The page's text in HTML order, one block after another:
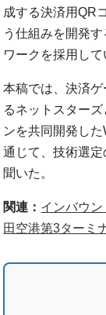
成する決済用QR
う仕組みを開発
ワークを採用して
本稿では、決済
るネットスター
ンを共同開発し
通じて、技術選
聞いた。
関連： インバウ
田空港第3ターミ